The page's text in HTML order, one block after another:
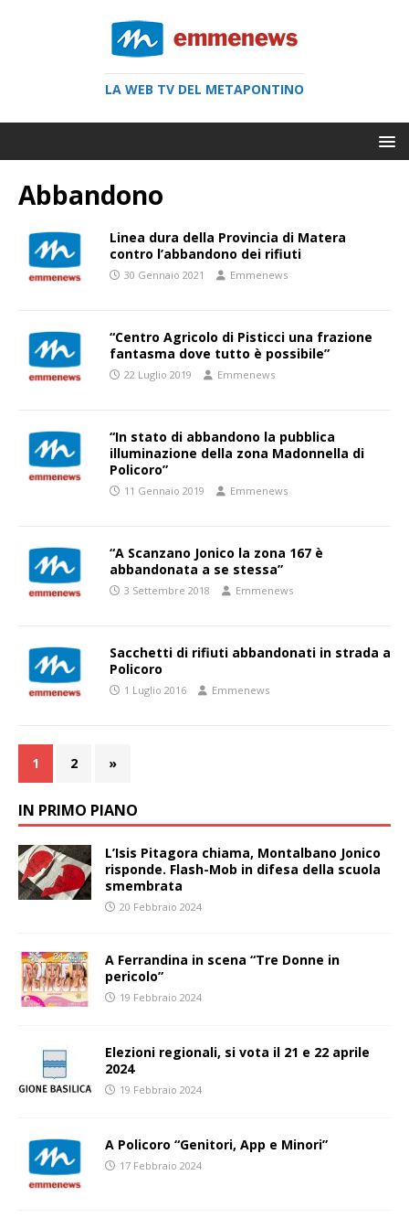
LA WEB TV DEL METAPONTINO
Abbandono
Linea dura della Provincia di Matera
contro l’abbandono dei rifiuti
30 Gennaio 2021 Emmenews
“Centro Agricolo di Pisticci una frazione
fantasma dove tutto è possibile”
22 Luglio 2019 Emmenews
“In stato di abbandono la pubblica
illuminazione della zona Madonnella di
Policoro”
11 Gennaio 2019 Emmenews
“A Scanzano Jonico la zona 167 è
abbandonata a se stessa”
3 Settembre 2018 Emmenews
Sacchetti di rifiuti abbandonati in strada a
Policoro
1 Luglio 2016 Emmenews
1 2 »
IN PRIMO PIANO
L’Isis Pitagora chiama, Montalbano Jonico
risponde. Flash-Mob in difesa della scuola
smembrata
20 Febbraio 2024
A Ferrandina in scena “Tre Donne in
pericolo”
19 Febbraio 2024
Elezioni regionali, si vota il 21 e 22 aprile
2024
19 Febbraio 2024
A Policoro “Genitori, App e Minori”
17 Febbraio 2024